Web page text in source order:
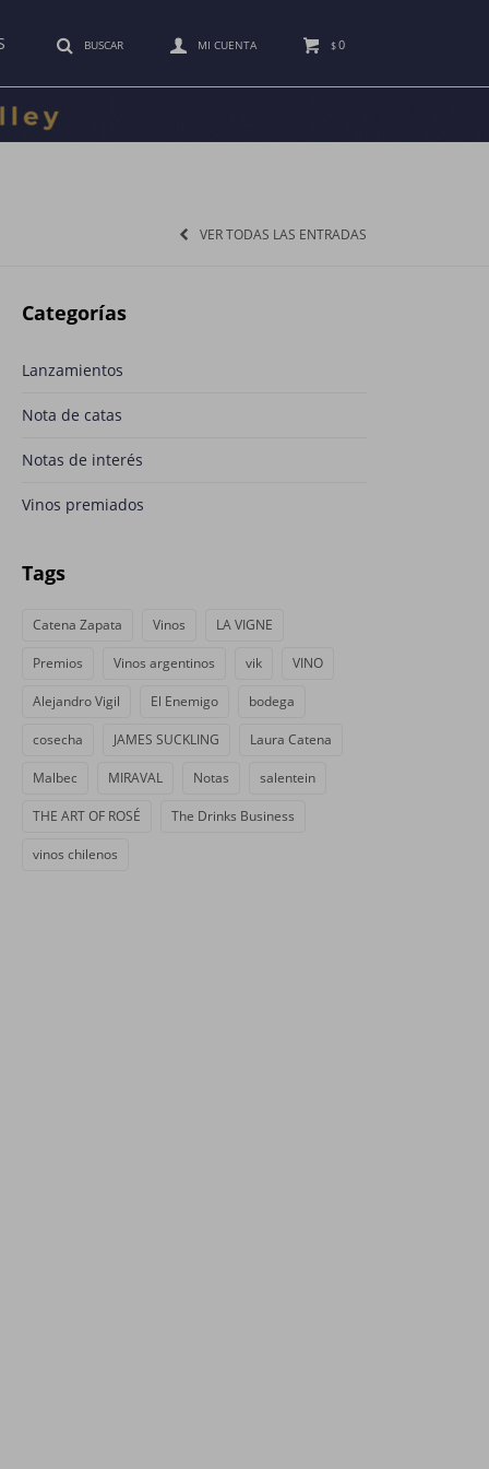
$0
VER TODAS LAS ENTRADAS
Categorías
Lanzamientos
Nota de catas
Notas de interés
Vinos premiados
Tags
Catena Zapata Vinos LA VIGNE
Premios Vinos argentinos vik VINO
Alejandro Vigil El Enemigo bodega
cosecha JAMES SUCKLING Laura Catena
Malbec MIRAVAL Notas salentein
THE ART OF ROSÉ The Drinks Business
vinos chilenos